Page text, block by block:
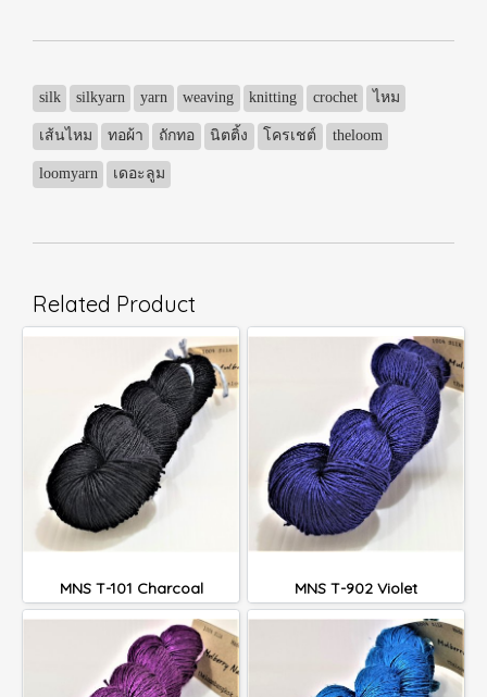
silk silkyarn yarn weaving knitting crochet ไหม
เส้นไหม ทอผ้า ถักทอ นิตติ้ง โครเชต์ theloom
loomyarn เดอะลูม
Related Product
MNS T-101 Charcoal MNS T-902 Violet